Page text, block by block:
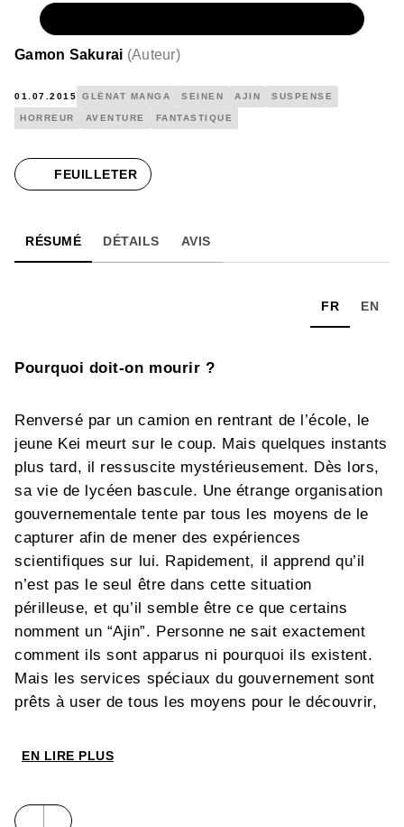
Gamon Sakurai (Auteur)
01.07.2015 GLÉNAT MANGA SEINEN AJIN SUSPENSE
HORREUR AVENTURE FANTASTIQUE
FEUILLETER
RÉSUMÉ DÉTAILS AVIS
FR EN
Pourquoi doit-on mourir ?
Renversé par un camion en rentrant de l’école, le
jeune Kei meurt sur le coup. Mais quelques instants
plus tard, il ressuscite mystérieusement. Dès lors,
sa vie de lycéen bascule. Une étrange organisation
gouvernementale tente par tous les moyens de le
capturer afin de mener des expériences
scientifiques sur lui. Rapidement, il apprend qu’il
n’est pas le seul être dans cette situation
périlleuse, et qu’il semble être ce que certains
nomment un “Ajin”. Personne ne sait exactement
comment ils sont apparus ni pourquoi ils existent.
Mais les services spéciaux du gouvernement sont
prêts à user de tous les moyens pour le découvrir,
l’humanité… qu’un être immortel !
Ce manga a été nominé en 2014 pour le Manga
EN LIRE PLUS